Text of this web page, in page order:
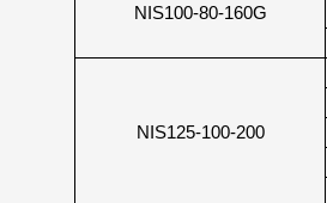
NIS100-80-160G
NIS125-100-200